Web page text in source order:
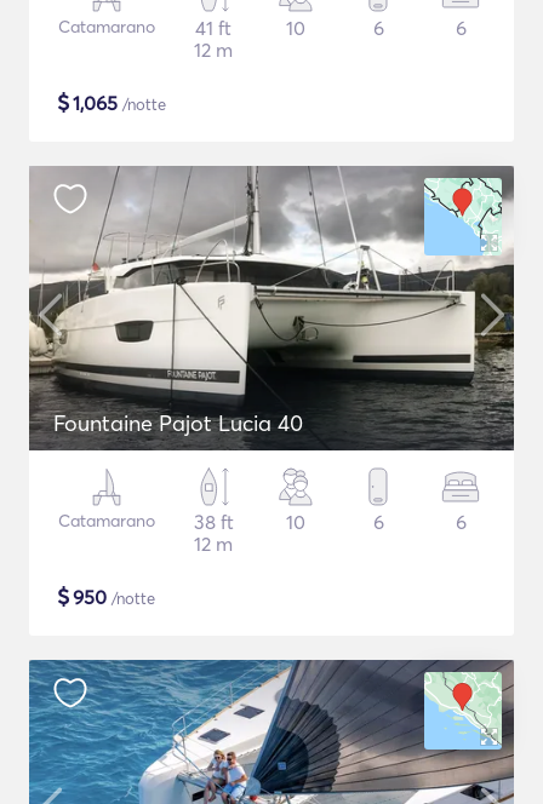
Catamarano
41 ft
12 m
10 6 6
$1,065 /notte
Fountaine Pajot Lucia 40
Catamarano
38 ft
12 m
10 6 6
$950 /notte